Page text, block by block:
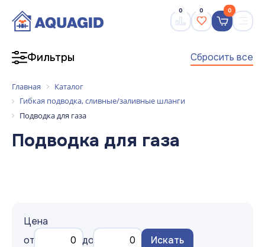
0 0 0
Фильтры Сбросить все
Главная
Каталог
Гибкая подводка, сливные/заливные шланги
Подводка для газа
Подводка для газа
Цена
от
до
Искать